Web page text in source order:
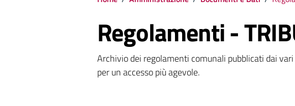
Regolamenti -
Archivio dei regolamenti comunali pubblicati dai
per un accesso più agevole.